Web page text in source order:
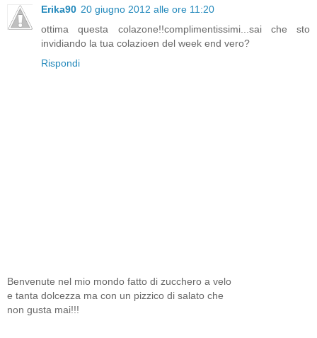
Erika90 20 giugno 2012 alle ore 11:20
ottima questa colazone!!complimentissimi...sai che sto
invidiando la tua colazioen del week end vero?
Rispondi
Benvenute nel mio mondo fatto di zucchero a velo
e tanta dolcezza ma con un pizzico di salato che
non gusta mai!!!